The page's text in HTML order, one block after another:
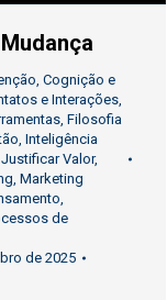
Cognição e
e Interações
Filosofia
Inteligência
Justificar Valor,
Marketing
de
de 2025